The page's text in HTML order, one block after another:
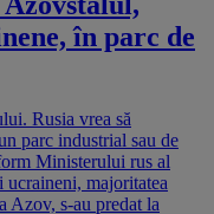
în parc de
Rusia vrea să
parc industrial sau de
Ministerului rus al
majoritatea
Azov, s-au predat la